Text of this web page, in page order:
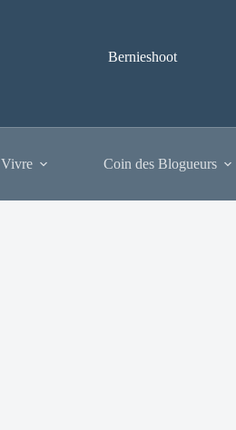
Bernieshoot
Coin des Blogueurs